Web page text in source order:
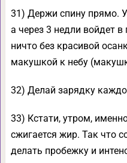
31) Держи спину прямо.
а через 3 недли войдет
ничто без красивой
макушкой к небу
32) Делай зарядку
33) Кстати, утром,
сжигается жир. Так что
делать пробежку и